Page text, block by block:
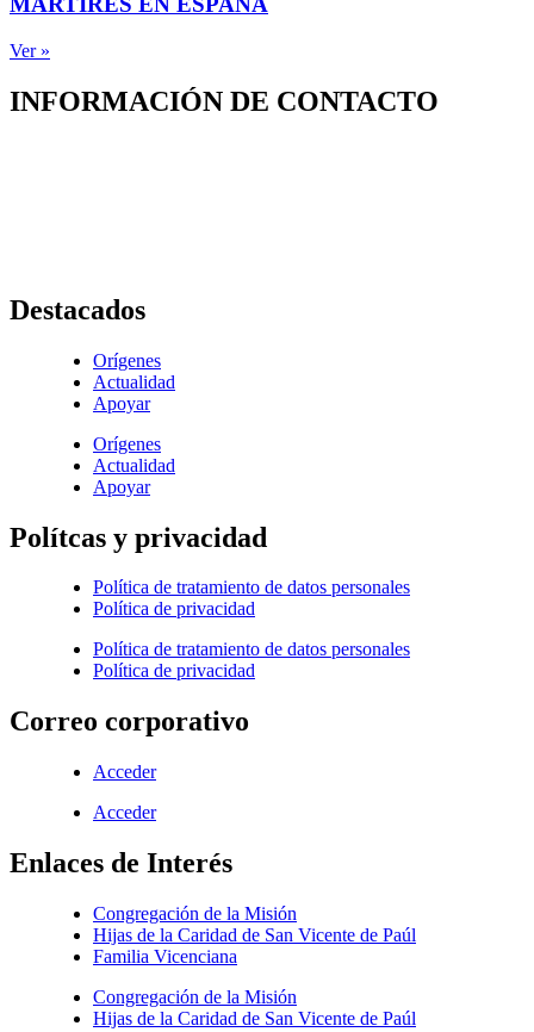
Ver »
INFORMACIÓN DE CONTACTO
Destacados
Orígenes
Actualidad
Apoyar
Orígenes
Actualidad
Apoyar
Polítcas y privacidad
Política de tratamiento de datos personales
Política de privacidad
Política de tratamiento de datos personales
Política de privacidad
Correo corporativo
Acceder
Acceder
Enlaces de Interés
Congregación de la Misión
Hijas de la Caridad de San Vicente de Paúl
Familia Vicenciana
Congregación de la Misión
Hijas de la Caridad de San Vicente de Paúl